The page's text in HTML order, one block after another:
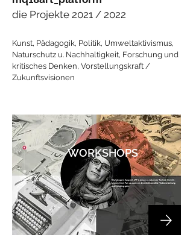
die Projekte 2021 / 2022
Kunst, Pädagogik, Politik, Umweltaktivismus,
Naturschutz u. Nachhaltigkeit, Forschung und
kritisches Denken, Vorstellungskraft /
Zukunftsvisionen
WORKSHOPS